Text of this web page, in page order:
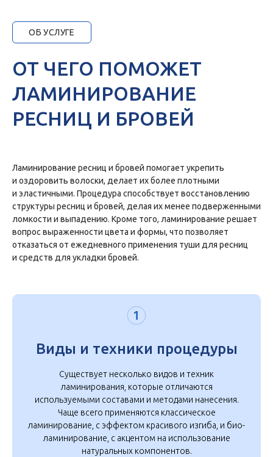
ОБ УСЛУГЕ
ОТ ЧЕГО ПОМОЖЕТ
ЛАМИНИРОВАНИЕ
РЕСНИЦ И БРОВЕЙ
Ламинирование ресниц и бровей помогает укрепить
и оздоровить волоски, делает их более плотными
и эластичными. Процедура способствует восстановлению
структуры ресниц и бровей, делая их менее подверженными
ломкости и выпадению. Кроме того, ламинирование решает
вопрос выраженности цвета и формы, что позволяет
отказаться от ежедневного применения туши для ресниц
и средств для укладки бровей.
Виды и техники процедуры
Существует несколько видов и техник
ламинирования, которые отличаются
используемыми составами и методами нанесения.
Чаще всего применяются классическое
ламинирование, с эффектом красивого изгиба, и био-
ламинирование, с акцентом на использование
натуральных компонентов.